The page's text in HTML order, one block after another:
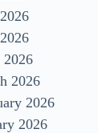
2026
2026
2026